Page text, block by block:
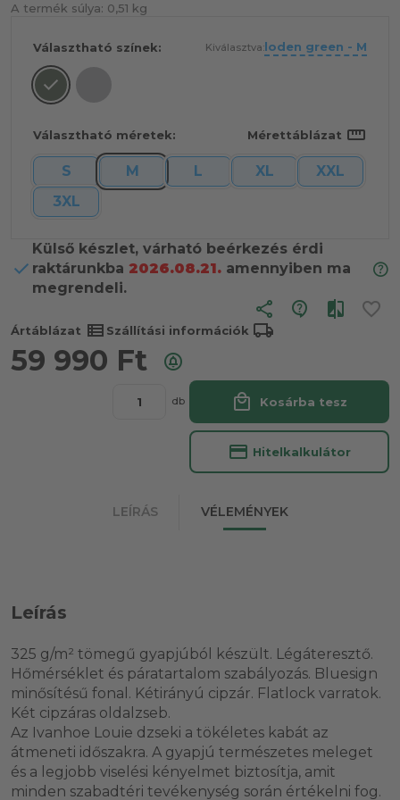
A termék súlya: 0,51 kg
Választható színek: Kiválasztva:loden green - M
Választható méretek: Mérettáblázat straighten
S M L XL
XXL
3XL
Külső készlet, várható beérkezés érdi
raktárunkba 2026.08.21. amennyiben ma
megrendeli.
share
Ártáblázat view_list Szállítási információk local_shipping
59 990 Ft
db local_mall Kosárba tesz
credit_card Hitelkalkulátor
LEÍRÁS VÉLEMÉNYEK
Leírás
325 g/m² tömegű gyapjúból készült. Légáteresztő.
Hőmérséklet és páratartalom szabályozás. Bluesign
minősítésű fonal. Kétirányú cipzár. Flatlock varratok.
Két cipzáras oldalzseb.
Az Ivanhoe Louie dzseki a tökéletes kabát az
átmeneti időszakra. A gyapjú természetes meleget
és a legjobb viselési kényelmet biztosítja, amit
minden szabadtéri tevékenység során értékelni fog.